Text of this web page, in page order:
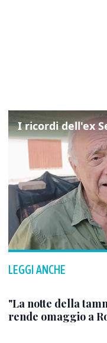
LEGGI ANCHE
"La notte della
rende omaggio a